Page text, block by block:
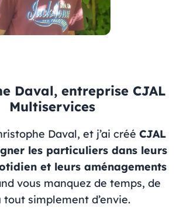
Daval, entreprise CJAL
Multiservices
Daval, et j’ai créé CJAL
les particuliers dans leurs
et leurs aménagements
vous manquez de temps, de
simplement d’envie.